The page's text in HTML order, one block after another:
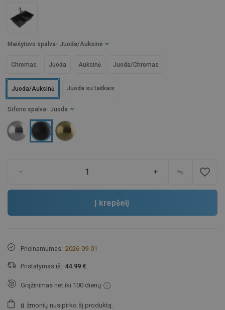
Sifono spalva - Juoda
Maišytuvo spalva - Juoda/Auksinė
Juoda
Chromas Auksinė Juoda/Chromas
Juoda/Auksinė Juoda su taškais
- + favorite_border
Į krepšelį
Prieinamumas: 2026-09-01
Pristatymas iš: 44.99 €
Grąžinimas net iki 100 dienų
0 žmonių nusipirko šį produktą.